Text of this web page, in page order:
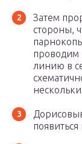
Затем
стороны,
проводим
линию в